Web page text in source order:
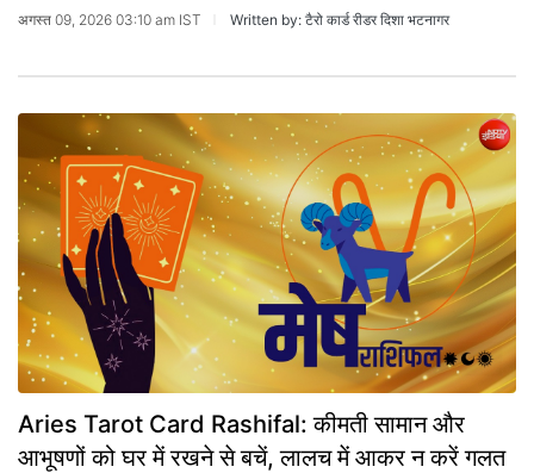
अगस्त 09, 2026 03:10 am IST Written by: टैरो कार्ड रीडर दिशा भटनागर
Aries Tarot Card Rashifal: कीमती सामान और
आभूषणों को घर में रखने से बचें, लालच में आकर न करें गलत